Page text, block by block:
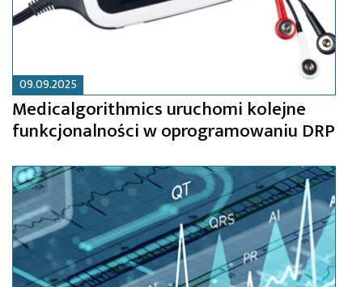
09.09.2025
Medicalgorithmics uruchomi kolejne
funkcjonalności w oprogramowaniu DRP